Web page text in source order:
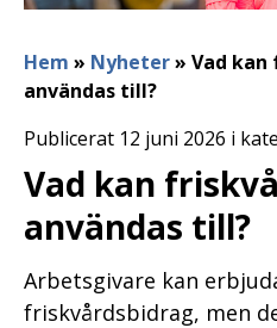
Hem » Nyheter» Vad
användas till?
Publicerat 12 juni 2026 i
Vad kan
användas till?
Arbetsgivare kan
friskvårdsbidrag, men